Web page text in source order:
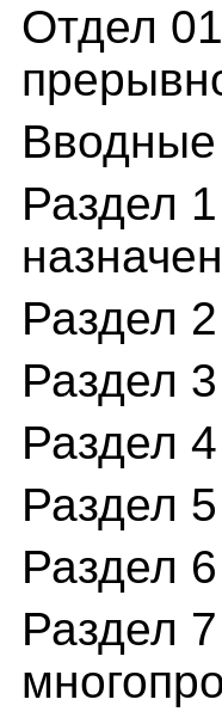
Отдел
Вводные
Раздел
Раздел
Раздел
Раздел
Раздел
Раздел
Раздел